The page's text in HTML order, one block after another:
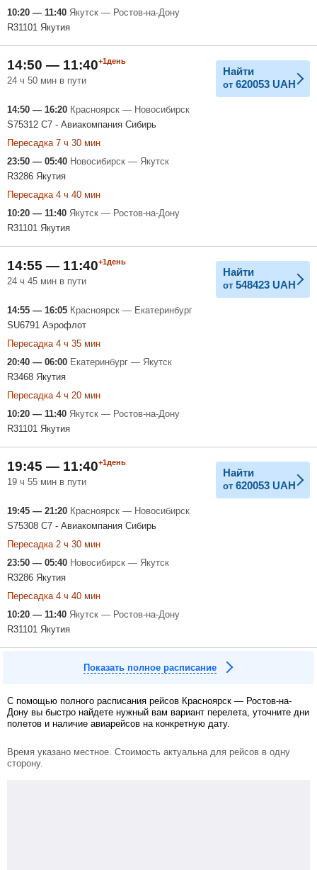
10:20 — 11:40 Якутск — Ростов-на-Дону
R31101 Якутия
14:50 — 11:40+1день
24 ч 50 мин в пути
Найти
от 620053 UAH
14:50 — 16:20 Красноярск — Новосибирск
S75312 С7 - Авиакомпания Сибирь
Пересадка 7 ч 30 мин
23:50 — 05:40 Новосибирск — Якутск
R3286 Якутия
Пересадка 4 ч 40 мин
10:20 — 11:40 Якутск — Ростов-на-Дону
R31101 Якутия
14:55 — 11:40+1день
24 ч 45 мин в пути
Найти
от 548423 UAH
14:55 — 16:05 Красноярск — Екатеринбург
SU6791 Аэрофлот
Пересадка 4 ч 35 мин
20:40 — 06:00 Екатеринбург — Якутск
R3468 Якутия
Пересадка 4 ч 20 мин
10:20 — 11:40 Якутск — Ростов-на-Дону
R31101 Якутия
19:45 — 11:40+1день
19 ч 55 мин в пути
Найти
от 620053 UAH
19:45 — 21:20 Красноярск — Новосибирск
S75308 С7 - Авиакомпания Сибирь
Пересадка 2 ч 30 мин
23:50 — 05:40 Новосибирск — Якутск
R3286 Якутия
Пересадка 4 ч 40 мин
10:20 — 11:40 Якутск — Ростов-на-Дону
R31101 Якутия
Показать полное расписание
С помощью полного расписания рейсов Красноярск — Ростов-на-
Дону вы быстро найдете нужный вам вариант перелета, уточните дни
полетов и наличие авиарейсов на конкретную дату.
Время указано местное. Стоимость актуальна для рейсов в одну
сторону.